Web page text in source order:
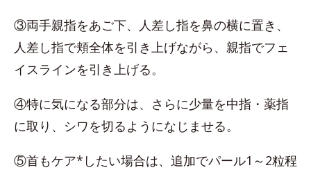
③両手親指をあご下、人差し指を鼻の横に置き、
人差し指で頬全体を引き上げながら、親指でフェ
イスラインを引き上げる。
④特に気になる部分は、さらに少量を中指・薬指
に取り、シワを切るようになじませる。
⑤首もケア*したい場合は、追加でパール1～2粒程